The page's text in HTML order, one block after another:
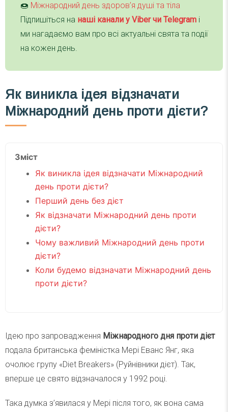
🍩 Міжнародний день здоров’я душі та тіла
Підпишіться на наші канали у Viber чи Telegram і
ми нагадаємо вам про всі актуальні свята та події
на кожен день.
Як виникла ідея відзначати
Міжнародний день проти дієти?
Зміст
Як виникла ідея відзначати Міжнародний
день проти дієти?
Перший день без дієт
Як відзначати Міжнародний день проти
дієти?
Чому важливий Міжнародний день проти
дієти?
Коли будемо відзначати Міжнародний день
проти дієти?
Ідею про запровадження Міжнародного дня проти дієт
подала британська феміністка Мері Еванс Янг, яка
очолює групу «Diet Breakers» (Руйнівники дієт). Так,
вперше це свято відзначалося у 1992 році.
Така думка з’явилася у Мері після того, як вона сама